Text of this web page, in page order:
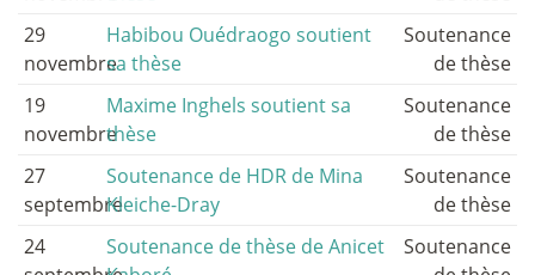
29
novembre
Habibou Ouédraogo soutient
sa thèse
Soutenance
de thèse
19
novembre
Maxime Inghels soutient sa
thèse
Soutenance
de thèse
27
septembre
Soutenance de HDR de Mina
Kleiche-Dray
Soutenance
de thèse
24
Soutenance de thèse de Anicet
Soutenance